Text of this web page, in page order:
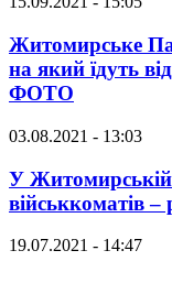
Житомирське
на який їдуть
ФОТО
03.08.2021 - 13:03
У Житомирській
військкоматів –
19.07.2021 - 14:47